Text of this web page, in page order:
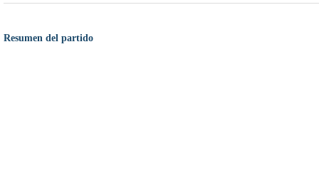
Resumen del partido